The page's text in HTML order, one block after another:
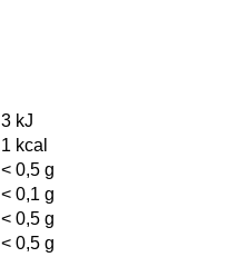
3 kJ
1 kcal
< 0,5 g
< 0,1 g
< 0,5 g
< 0,5 g